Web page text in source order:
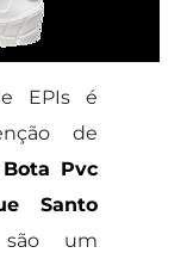
EPIs é
de
Bota Pvc
Santo
um